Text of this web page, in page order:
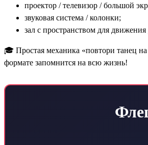
проектор / телевизор / большой
звуковая система / колонки;
зал с пространством для движения
🎓 Простая механика «повтори танец
формате запомнится на всю жизнь!